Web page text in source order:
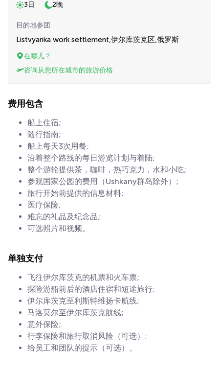
3日
2晚
目的地参团
Listvyanka work settlement,伊尔库茨克区,俄罗斯
在哪儿？
咨询从您所在城市的旅游价格
费用包含
船上住宿;
随行指南;
船上每天3次用餐;
沿着整个路线的每日游览计划与着陆;
整个游轮提供茶，咖啡，热巧克力，水和小吃;
参观国家公园的费用（Ushkany群岛除外）;
旅行开始前提供的信息材料;
医疗保险;
难忘的礼品及纪念品;
可选照片和视频。
单独支付
飞往伊尔库茨克的机票和火车票;
探险游船前后的酒店住宿和短途旅行;
伊尔库茨克至利斯特维扬卡航线;
马洛莫尔至伊尔库茨克航线;
意外保险;
行李保险和旅行取消风险（可选）;
给员工和团队的提示（可选）。